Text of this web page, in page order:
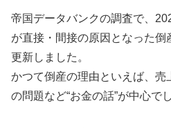
帝国データバンクの調査で、
が直接・間接の原因となった
更新しました。
かつて倒産の理由といえば、
の問題など“お金の話”が中心でし